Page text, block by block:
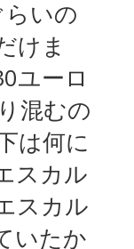
らいの
けま
ユーロ
混むの
は何に
スカル
スカル
いたか